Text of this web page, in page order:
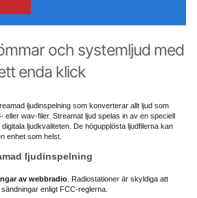
och systemljud med
enda klick
ljudinspelning som konverterar allt ljud som
eller wav-filer. Streamat ljud spelas in av en speciell
ljudkvaliteten. De högupplösta ljudfilerna kan
enhet som helst.
ljudinspelning
av webbradio . Radiostationer är skyldiga att
enligt FCC-reglerna.